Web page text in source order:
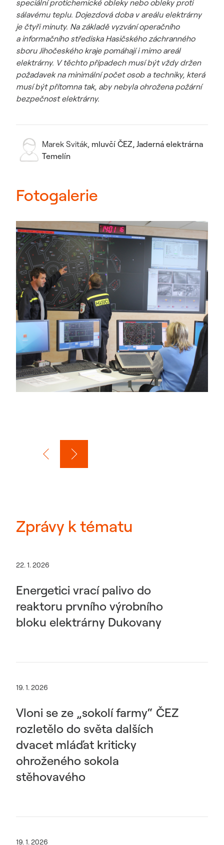
speciální protichemické obleky nebo obleky proti
sálavému teplu. Dojezdová doba v areálu elektrárny
je čtyři minuty. Na základě vyzvání operačního
a informačního střediska Hasičského záchranného
sboru Jihočeského kraje pomáhají i mimo areál
elektrárny. V těchto případech musí být vždy držen
požadavek na minimální počet osob a techniky, která
musí být přítomna tak, aby nebyla ohrožena požární
bezpečnost elektrárny.
Marek Sviták, mluvčí ČEZ, Jaderná elektrárna
Temelín
Fotogalerie
Zprávy k tématu
22. 1. 2026
Energetici vrací palivo do
reaktoru prvního výrobního
bloku elektrárny Dukovany
19. 1. 2026
Vloni se ze „sokolí farmy“ ČEZ
rozletělo do světa dalších
dvacet mláďat kriticky
ohroženého sokola
stěhovavého
19. 1. 2026